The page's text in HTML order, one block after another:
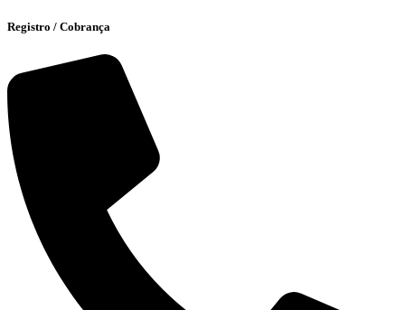
Registro / Cobrança